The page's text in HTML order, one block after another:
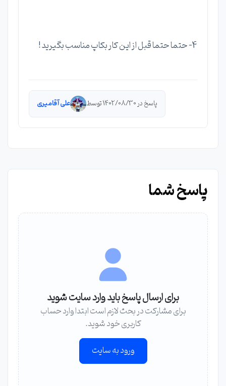
4- حتما حتما قبل از این کار بکاپ مناسب بگیرید !
پاسخ در 1402/08/30 توسط علی آقامیری
پاسخ شما
برای ارسال پاسخ باید وارد سایت شوید
برای مشارکت در بحث لازم است ابتدا وارد حساب
کاربری خود شوید.
ورود به سایت